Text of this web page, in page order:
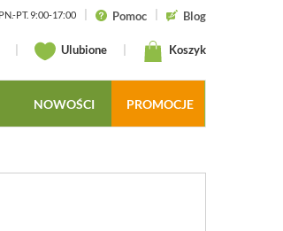
PN.-PT. 9:00-17:00 Pomoc Blog
Ulubione Koszyk
NOWOŚCI PROMOCJE